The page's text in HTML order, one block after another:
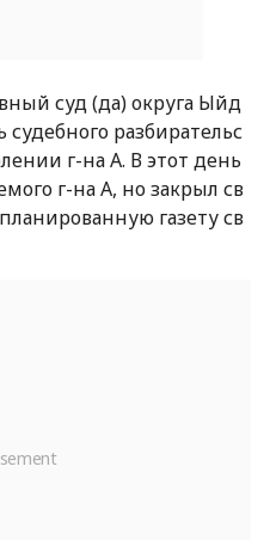
суд (да) округа Ыйд
разбирательс
г-на А. В этот день
г-на А, но закрыл св
газету св